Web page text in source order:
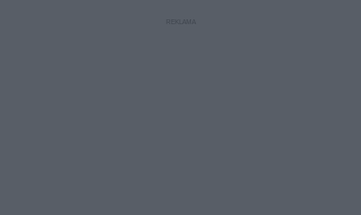
zielony kolor, a ich strony są beżowe lub jasnobrązowe, z wyraźnie widoczną